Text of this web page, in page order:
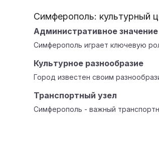
Симферополь: культурный
Административное значение
Симферополь играет ключевую
Культурное разнообразие
Город известен своим
Транспортный узел
Симферополь - важный